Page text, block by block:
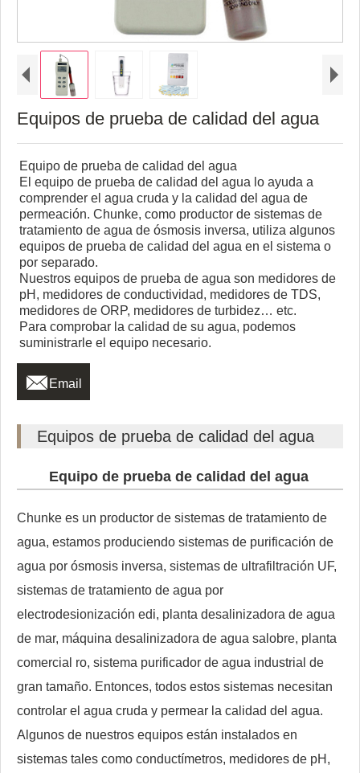
Equipos de prueba de calidad del agua
Equipo de prueba de calidad del agua
El equipo de prueba de calidad del agua lo ayuda a
comprender el agua cruda y la calidad del agua de
permeación. Chunke, como productor de sistemas de
tratamiento de agua de ósmosis inversa, utiliza algunos
equipos de prueba de calidad del agua en el sistema o
por separado.
Nuestros equipos de prueba de agua son medidores de
pH, medidores de conductividad, medidores de TDS,
medidores de ORP, medidores de turbidez… etc.
Para comprobar la calidad de su agua, podemos
suministrarle el equipo necesario.
 Email
Equipos de prueba de calidad del agua
Equipo de prueba de calidad del agua
Chunke es un productor de sistemas de tratamiento de
agua, estamos produciendo sistemas de purificación de
agua por ósmosis inversa, sistemas de ultrafiltración UF,
sistemas de tratamiento de agua por
electrodesionización edi, planta desalinizadora de agua
de mar, máquina desalinizadora de agua salobre, planta
comercial ro, sistema purificador de agua industrial de
gran tamaño. Entonces, todos estos sistemas necesitan
controlar el agua cruda y permear la calidad del agua.
Algunos de nuestros equipos están instalados en
sistemas tales como conductímetros, medidores de pH,